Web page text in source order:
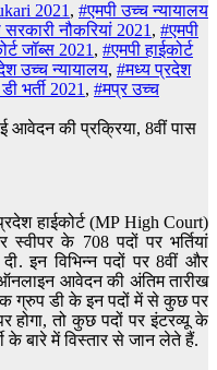
2021, #एमपी उच्च न्यायालय
सरकारी नौकरियां 2021, #एमपी
जॉब्स 2021, #एमपी हाईकोर्ट
उच्च न्यायालय, #मध्य प्रदेश
भर्ती 2021, #मप्र उच्च
हाईकोर्ट (MP High Court)
स्वीपर के 708 पदों पर भर्तियां
इन विभिन्न पदों पर 8वीं और
आवेदन की अंतिम तारीख
ग्रुप डी के इन पदों में से कुछ पर
होगा, तो कुछ पदों पर इंटरव्यू के
के बारे में विस्तार से जान लेते हैं.